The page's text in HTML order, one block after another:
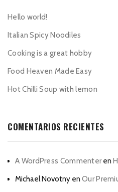
Hello world!
Italian Spicy Noodiles
Cooking is a great hobby
Food Heaven Made Easy
Hot Chilli Soup with lemon
COMENTARIOS RECIENTES
A WordPress Commenteren
Michael Novotny en Our